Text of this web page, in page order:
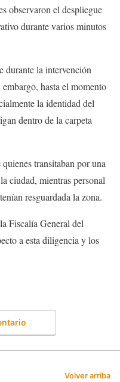
observaron el despliegue
durante varios minutos
durante la intervención
hasta el momento
la identidad del
dentro de la carpeta
transitaban por una
ciudad, mientras personal
resguardada la zona.
Fiscalía General del
a esta diligencia y los
Volver arriba